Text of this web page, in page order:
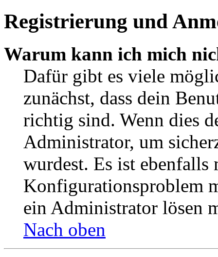
Registrierung und
Warum kann ich mich
Dafür gibt es viele
zunächst, dass dein
richtig sind. Wenn dies
Administrator, um
wurdest. Es ist ebenfalls
Konfigurationsproblem
ein Administrator lösen
Nach oben